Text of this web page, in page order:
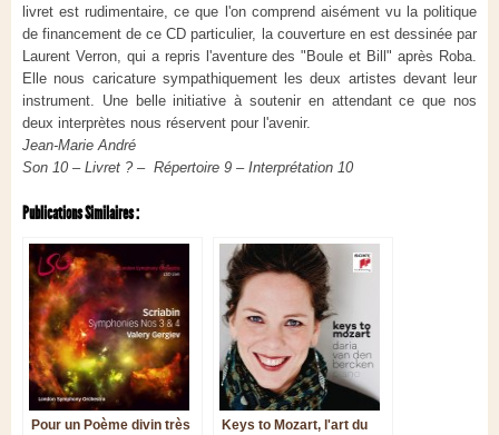
livret est rudimentaire, ce que l'on comprend aisément vu la politique
de financement de ce CD particulier, la couverture en est dessinée par
Laurent Verron, qui a repris l'aventure des "Boule et Bill" après Roba.
Elle nous caricature sympathiquement les deux artistes devant leur
instrument. Une belle initiative à soutenir en attendant ce que nos
deux interprètes nous réservent pour l'avenir.
Jean-Marie André
Son 10 – Livret ? – Répertoire 9 – Interprétation 10
Publications Similaires :
Pour un Poème divin très
Keys to Mozart, l'art du